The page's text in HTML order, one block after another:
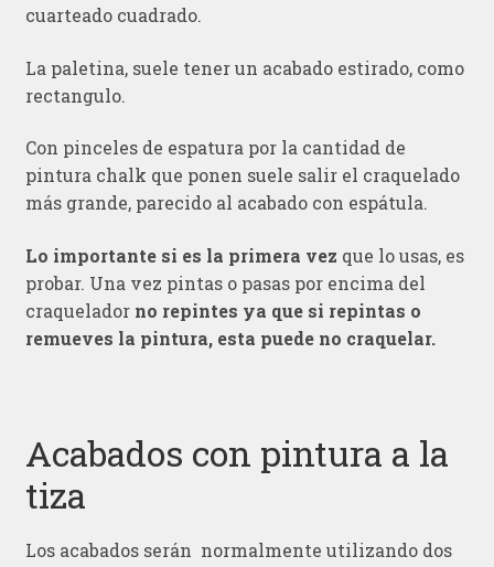
cuarteado cuadrado.
La paletina, suele tener un acabado estirado, como
rectangulo.
Con pinceles de espatura por la cantidad de
pintura chalk que ponen suele salir el craquelado
más grande, parecido al acabado con espátula.
Lo importante si es la primera vez que lo usas, es
probar. Una vez pintas o pasas por encima del
craquelador no repintes ya que si repintas o
remueves la pintura, esta puede no craquelar.
Acabados con pintura a la
tiza
Los acabados serán normalmente utilizando dos